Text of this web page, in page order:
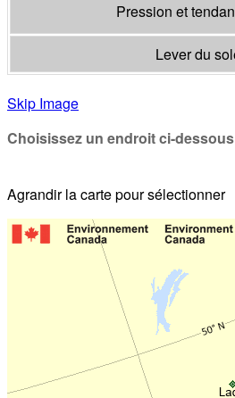
Pression et
Lever du
Skip Image
Choisissez un endroit ci-
Agrandir la carte pour sélectionner